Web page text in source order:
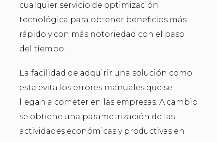
cualquier servicio de optimización
tecnológica para obtener beneficios más
rápido y con más notoriedad con el paso
del tiempo.
La facilidad de adquirir una solución como
esta evita los errores manuales que se
llegan a cometer en las empresas. A cambio
se obtiene una parametrización de las
actividades económicas y productivas en